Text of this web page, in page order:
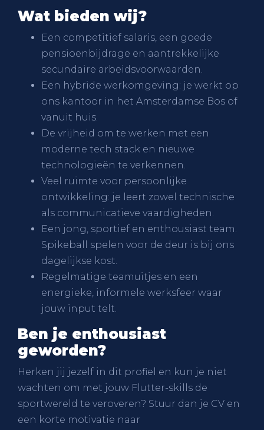
Wat bieden wij?
Een competitief salaris, een goede
pensioenbijdrage en aantrekkelijke
secundaire arbeidsvoorwaarden.
Een hybride werkomgeving: je werkt op
ons kantoor in het Amsterdamse Bos of
vanuit huis.
De vrijheid om te werken met een
moderne tech stack en nieuwe
technologieën te verkennen.
Veel ruimte voor persoonlijke
ontwikkeling: je leert zowel technische
als communicatieve vaardigheden.
Een jong, sportief en enthousiast team.
Spikeball spelen voor de deur is bij ons
dagelijkse kost.
Regelmatige teamuitjes en een
energieke, informele werksfeer waar
jouw input telt.
Ben je enthousiast
geworden?
Herken jij jezelf in dit profiel en kun je niet
wachten om met jouw Flutter-skills de
sportwereld te veroveren? Stuur dan je CV en
een korte motivatie naar